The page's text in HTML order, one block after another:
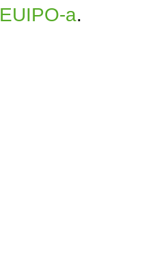
EUIPO-a.